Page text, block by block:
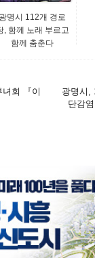
광명시 112개 경로
, 함께 노래 부르고
함께 춤춘다
광명시,
단감
회 『이